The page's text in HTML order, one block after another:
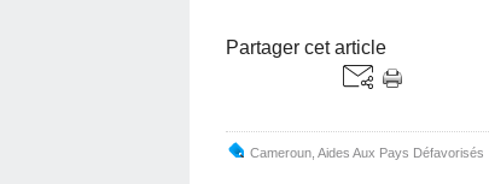
Partager cet article
Cameroun Aides Aux Pays Défavorisés